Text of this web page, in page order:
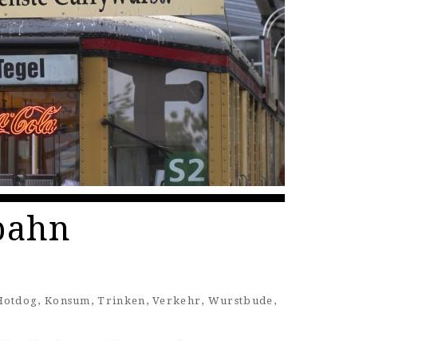
, Konsum ,Trinken ,Verkehr , Wurstbude ,